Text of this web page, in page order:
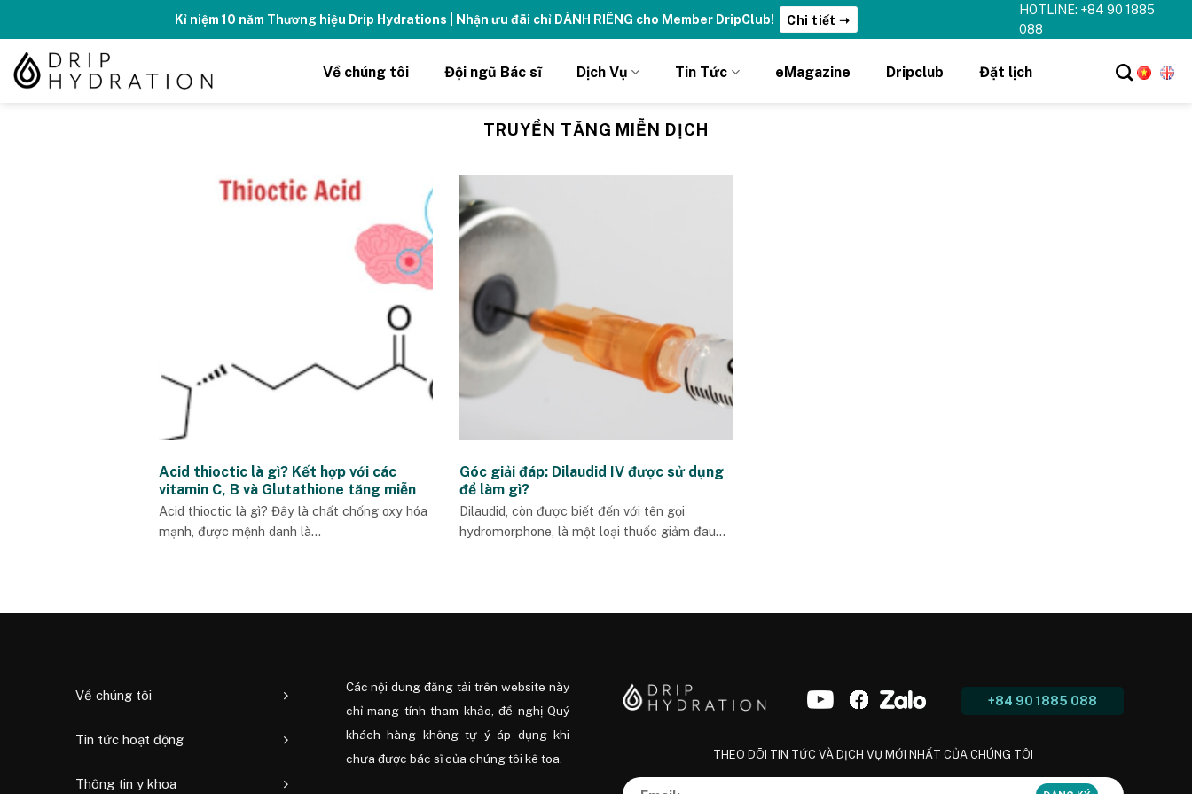
content
Kỉ niệm 10 năm Thương hiệu Drip Hydrations | Nhận ưu đãi chỉ DÀNH RIÊNG cho Member DripClub! Chi tiết ➝
HOTLINE: +84 90 1885
088
Về chúng tôi Đội ngũ Bác sĩ Dịch Vụ Tin Tức eMagazine Dripclub Đặt lịch
TRUYỀN TĂNG MIỄN DỊCH
Acid thioctic là gì? Kết hợp với các
vitamin C, B và Glutathione tăng miễn
dịch toàn diện ra sao?
Acid thioctic là gì? Đây là chất chống oxy hóa
mạnh, được mệnh danh là...
Góc giải đáp: Dilaudid IV được sử dụng
để làm gì?
Dilaudid, còn được biết đến với tên gọi
hydromorphone, là một loại thuốc giảm đau...
Về chúng tôi
Tin tức hoạt động
Thông tin y khoa
Các nội dung đăng tải trên website này
chỉ mang tính tham khảo, đề nghị Quý
khách hàng không tự ý áp dụng khi
chưa được bác sĩ của chúng tôi kê toa.
+84 90 1885 088
THEO DÕI TIN TỨC VÀ DỊCH VỤ MỚI NHẤT CỦA CHÚNG TÔI